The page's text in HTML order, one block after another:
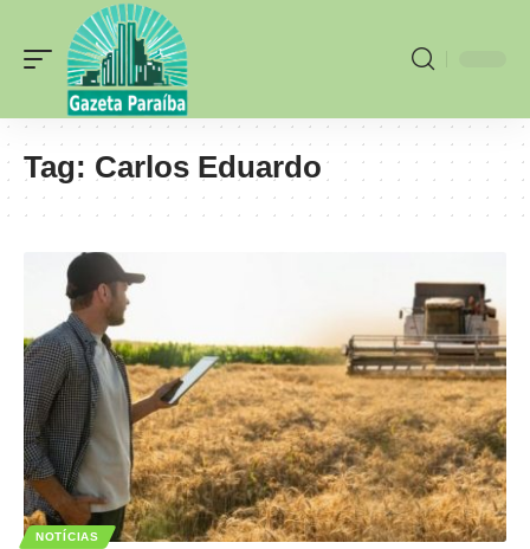
Tag: Carlos Eduardo
NOTÍCIAS